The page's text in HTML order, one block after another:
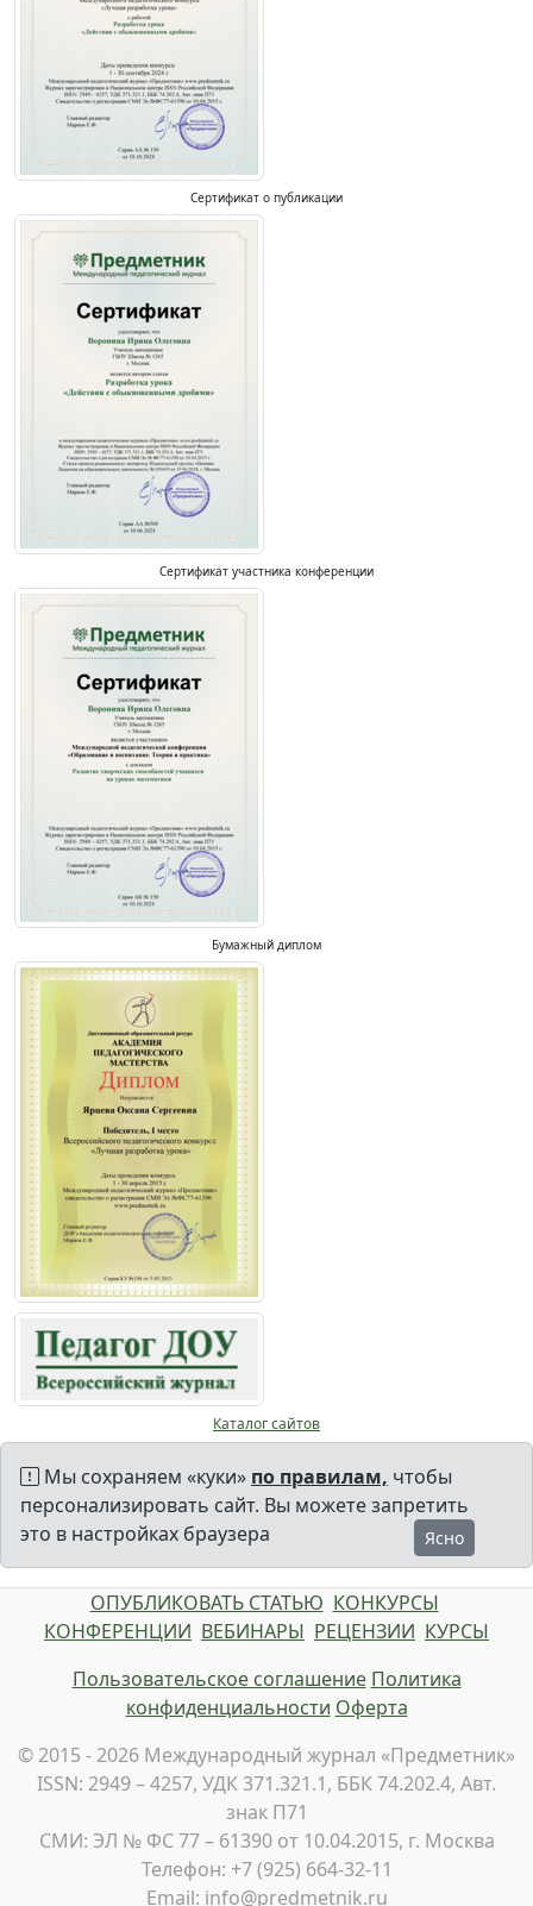
Сертификат о публикации
Сертификат участника конференции
Бумажный диплом
Каталог сайтов
Мы сохраняем «куки» по правилам, чтобы
персонализировать сайт. Вы можете запретить
это в настройках браузера
Ясно
ОПУБЛИКОВАТЬ СТАТЬЮ КОНКУРСЫ
КОНФЕРЕНЦИИ ВЕБИНАРЫ РЕЦЕНЗИИ КУРСЫ
Пользовательское соглашение Политика
конфиденциальности Оферта
© 2015 - 2026 Международный журнал «Предметник»
ISSN: 2949 – 4257, УДК 371.321.1, ББК 74.202.4, Авт.
знак П71
СМИ: ЭЛ № ФС 77 – 61390 от 10.04.2015, г. Москва
Телефон: +7 (925) 664-32-11
Email: info@predmetnik.ru